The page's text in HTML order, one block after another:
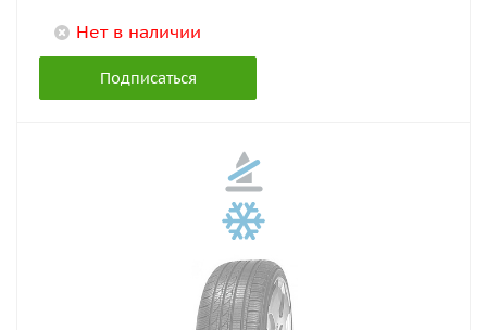
Нет в наличии
Подписаться